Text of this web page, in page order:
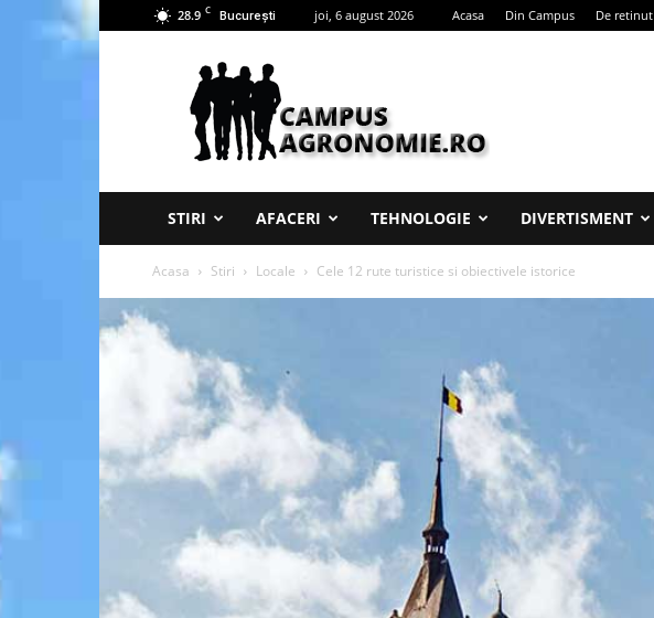
28.9 C București joi, 6 august 2026 Acasa Din Campus De retinut
Campus
Agronomie
STIRI AFACERI TEHNOLOGIE DIVERTISMENT
Acasa Stiri Locale Cele 12 rute turistice si obiectivele istorice